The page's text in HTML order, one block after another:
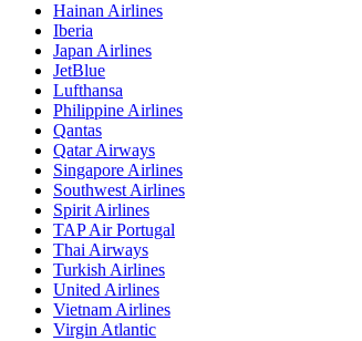
Hainan Airlines
Iberia
Japan Airlines
JetBlue
Lufthansa
Philippine Airlines
Qantas
Qatar Airways
Singapore Airlines
Southwest Airlines
Spirit Airlines
TAP Air Portugal
Thai Airways
Turkish Airlines
United Airlines
Vietnam Airlines
Virgin Atlantic